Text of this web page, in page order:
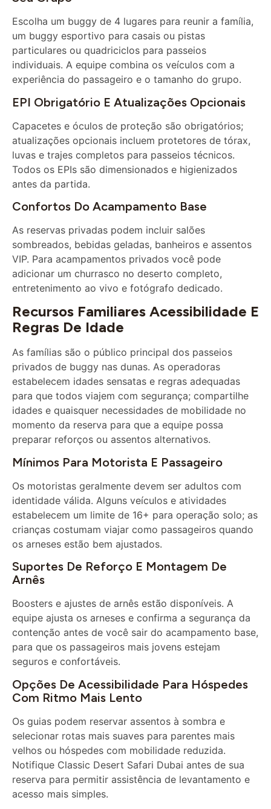
Escolha um buggy de 4 lugares para reunir a família,
um buggy esportivo para casais ou pistas
particulares ou quadriciclos para passeios
individuais. A equipe combina os veículos com a
experiência do passageiro e o tamanho do grupo.
EPI Obrigatório E Atualizações Opcionais
Capacetes e óculos de proteção são obrigatórios;
atualizações opcionais incluem protetores de tórax,
luvas e trajes completos para passeios técnicos.
Todos os EPIs são dimensionados e higienizados
antes da partida.
Confortos Do Acampamento Base
As reservas privadas podem incluir salões
sombreados, bebidas geladas, banheiros e assentos
VIP. Para acampamentos privados você pode
adicionar um churrasco no deserto completo,
entretenimento ao vivo e fotógrafo dedicado.
Recursos Familiares Acessibilidade E
Regras De Idade
As famílias são o público principal dos passeios
privados de buggy nas dunas. As operadoras
estabelecem idades sensatas e regras adequadas
para que todos viajem com segurança; compartilhe
idades e quaisquer necessidades de mobilidade no
momento da reserva para que a equipe possa
preparar reforços ou assentos alternativos.
Mínimos Para Motorista E Passageiro
Os motoristas geralmente devem ser adultos com
identidade válida. Alguns veículos e atividades
estabelecem um limite de 16+ para operação solo; as
crianças costumam viajar como passageiros quando
os arneses estão bem ajustados.
Suportes De Reforço E Montagem De
Arnês
equipe ajusta os arneses e confirma a segurança da
contenção antes de você sair do acampamento base,
para que os passageiros mais jovens estejam
seguros e confortáveis.
Opções De Acessibilidade Para Hóspedes
Com Ritmo Mais Lento
selecionar rotas mais suaves para parentes mais
velhos ou hóspedes com mobilidade reduzida.
Notifique Classic Desert Safari Dubai antes de sua
reserva para permitir assistência de levantamento e
acesso mais simples.